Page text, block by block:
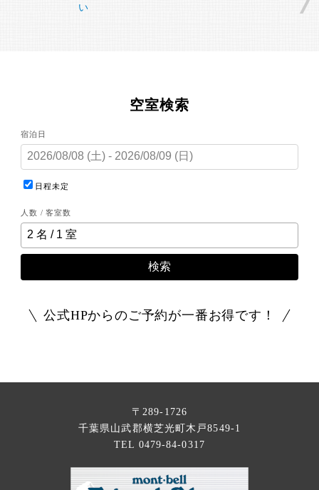
い
空室検索
宿泊日
日程未定
人数 / 客室数
検索
公式HPからのご予約が一番お得です！
〒289-1726
千葉県山武郡横芝光町木戸8549-1
TEL 0479-84-0317